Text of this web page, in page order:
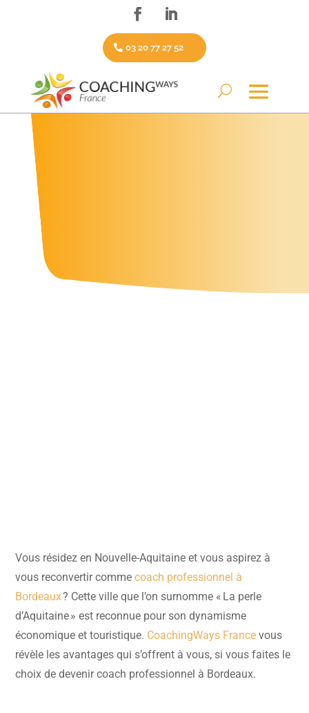
03 20 77 27 52
Vous résidez en Nouvelle-Aquitaine et vous aspirez à
vous reconvertir commecoach professionnel à
Bordeaux? Cette ville que l’on surnomme « La perle
d’Aquitaine » est reconnue pour son dynamisme
économique et touristique. CoachingWays Francevous
révèle les avantages qui s’offrent à vous, si vous faites le
choix de devenir coach professionnel à Bordeaux.